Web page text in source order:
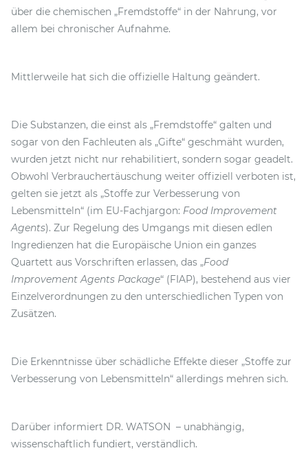
über die chemischen „Fremdstoffe“ in der Nahrung, vor
allem bei chronischer Aufnahme.
Mittlerweile hat sich die offizielle Haltung geändert.
Die Substanzen, die einst als „Fremdstoffe“ galten und
sogar von den Fachleuten als „Gifte“ geschmäht wurden,
wurden jetzt nicht nur rehabilitiert, sondern sogar geadelt.
Obwohl Verbrauchertäuschung weiter offiziell verboten ist,
gelten sie jetzt als „Stoffe zur Verbesserung von
Lebensmitteln“ (im EU-Fachjargon: Food Improvement
Agents). Zur Regelung des Umgangs mit diesen edlen
Ingredienzen hat die Europäische Union ein ganzes
Quartett aus Vorschriften erlassen, das „Food
Improvement Agents Package“ (FIAP), bestehend aus vier
Einzelverordnungen zu den unterschiedlichen Typen von
Zusätzen.
Die Erkenntnisse über schädliche Effekte dieser „Stoffe zur
Verbesserung von Lebensmitteln“ allerdings mehren sich.
Darüber informiert DR. WATSON – unabhängig,
wissenschaftlich fundiert, verständlich.